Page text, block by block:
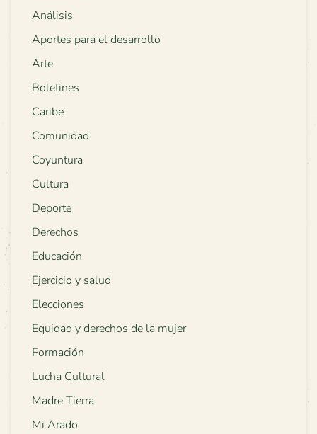
Análisis
Aportes para el desarrollo
Arte
Boletines
Caribe
Comunidad
Coyuntura
Cultura
Deporte
Derechos
Educación
Ejercicio y salud
Elecciones
Equidad y derechos de la mujer
Formación
Lucha Cultural
Madre Tierra
Mi Arado